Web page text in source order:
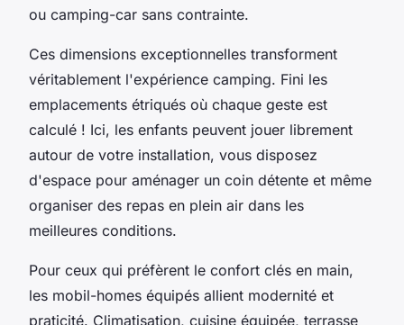
ou camping-car sans contrainte.
Ces dimensions exceptionnelles transforment
véritablement l'expérience camping. Fini les
emplacements étriqués où chaque geste est
calculé ! Ici, les enfants peuvent jouer librement
autour de votre installation, vous disposez
d'espace pour aménager un coin détente et même
organiser des repas en plein air dans les
meilleures conditions.
Pour ceux qui préfèrent le confort clés en main,
les mobil-homes équipés allient modernité et
praticité. Climatisation, cuisine équipée, terrasse